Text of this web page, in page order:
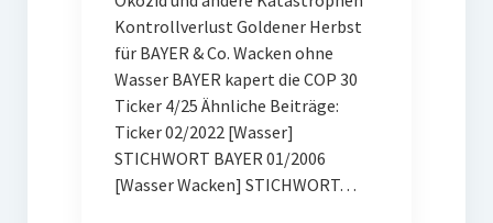
Kontrollverlust Goldener Herbst
für BAYER & Co. Wacken ohne
Wasser BAYER kapert die COP 30
Ticker 4/25 Ähnliche Beiträge:
Ticker 02/2022 [Wasser]
STICHWORT BAYER 01/2006
[Wasser Wacken] STICHWORT…